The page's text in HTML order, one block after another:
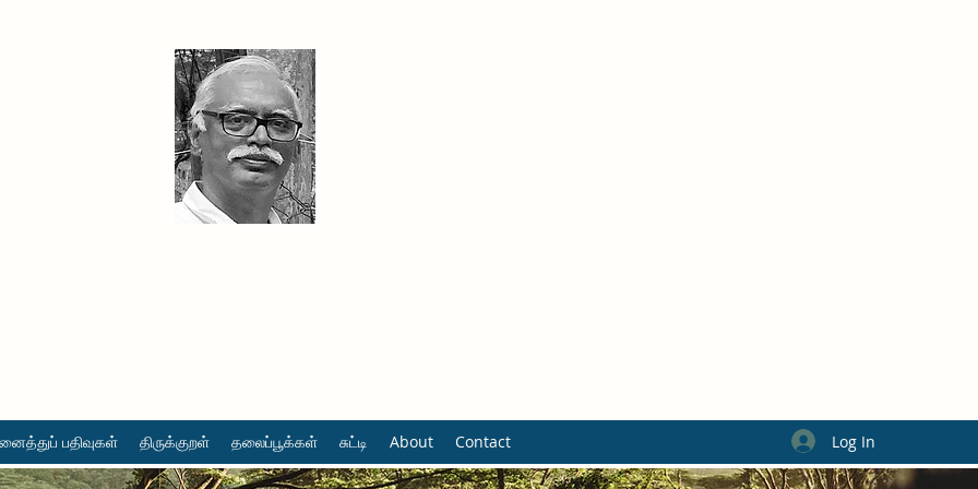
பதிவுகள் திருக்குறள் தலைப்பூக்கள் சுட்டி About Contact Log In